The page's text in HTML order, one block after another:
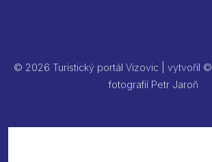
© 2026 Turistický portál Vizovic | vytvořil ©
fotografií Petr Jaroň